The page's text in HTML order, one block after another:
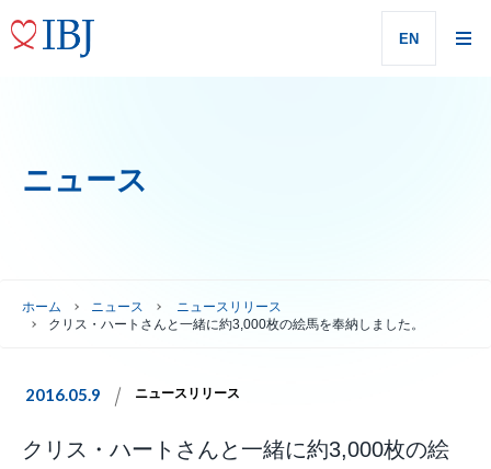
EN
ニュース
ホーム ニュース
ニュースリリース
クリス・ハートさんと一緒に約3,000枚の絵馬を奉納しました。
2016.05.9 ニュースリリース
クリス・ハートさんと一緒に約3,000枚の絵